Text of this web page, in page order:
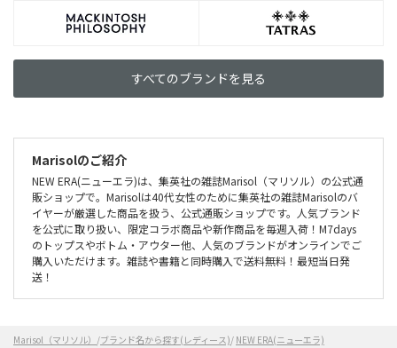
すべてのブランドを見る
Marisolのご紹介
NEW ERA(ニューエラ)は、集英社の雑誌Marisol（マリソル）の公式通
販ショップで。Marisolは40代女性のために集英社の雑誌Marisolのバ
イヤーが厳選した商品を扱う、公式通販ショップです。人気ブランド
を公式に取り扱い、限定コラボ商品や新作商品を毎週入荷！M7days
のトップスやボトム・アウター他、人気のブランドがオンラインでご
購入いただけます。雑誌や書籍と同時購入で送料無料！最短当日発
送！
Marisol（マリソル） /ブランド名から探す(レディース)/ NEW ERA(ニューエラ)